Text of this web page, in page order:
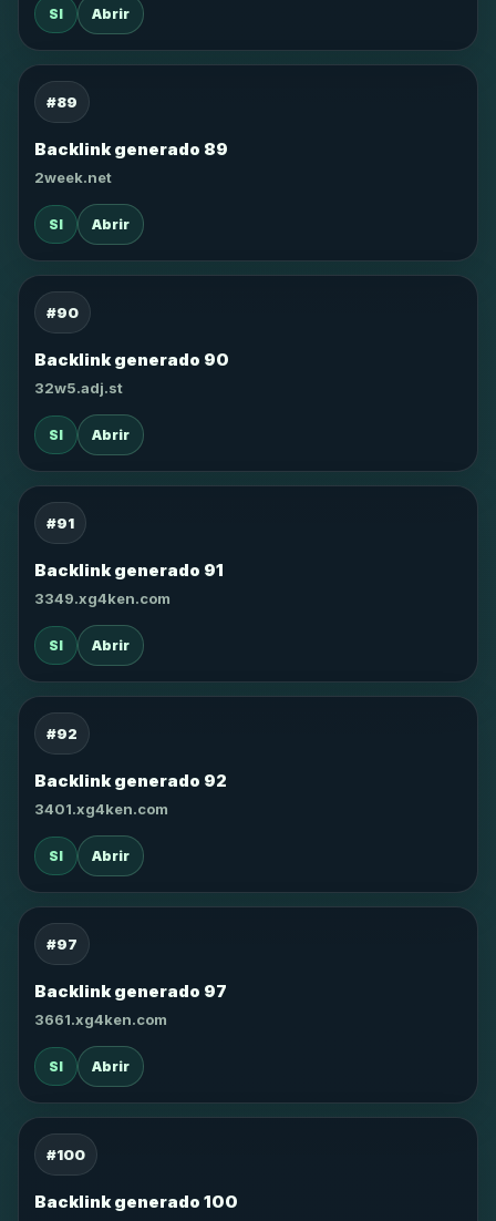
SI Abrir
#89
Backlink generado 89
2week.net
SI Abrir
#90
Backlink generado 90
32w5.adj.st
SI Abrir
#91
Backlink generado 91
3349.xg4ken.com
SI Abrir
#92
Backlink generado 92
3401.xg4ken.com
SI Abrir
#97
Backlink generado 97
3661.xg4ken.com
SI Abrir
#100
Backlink generado 100